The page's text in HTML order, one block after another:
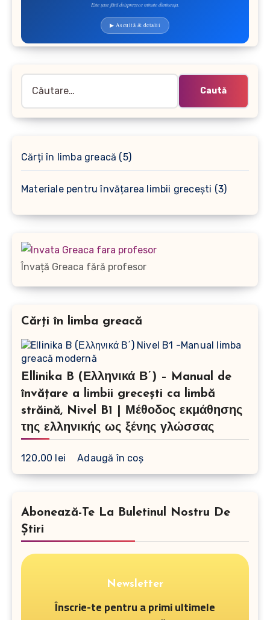
Este șase fără doisprezece minute dimineața.
▶ Ascultă & detalii
după:
Cărți în limba greacă 55
produse
Materiale pentru învățarea limbii grecești
33
Învață Greaca fără profesor
Cărți în limba greacă
Ellinika B (Ελληνικά Β΄) – Manual de
învățare a limbii grecești ca limbă
străină, Nivel B1 | Μέθοδος εκμάθησης
της ελληνικής ως ξένης γλώσσας
120,00 lei Adaugă în coș
Abonează-Te La Buletinul Nostru De
Știri
Newsletter
Înscrie-te pentru a primi ultimele